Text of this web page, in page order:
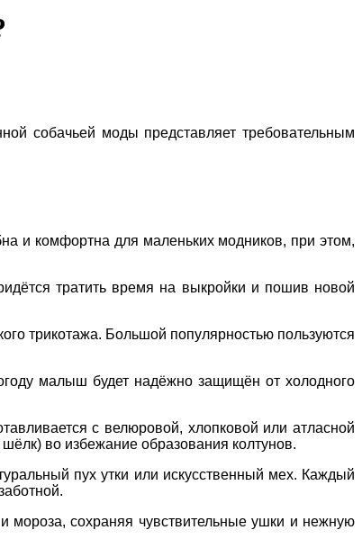
собачьей моды представляет требовательным
и комфортна для маленьких модников, при этом,
тратить время на выкройки и пошив новой
трикотажа. Большой популярностью пользуются
малыш будет надёжно защищён от холодного
с велюровой, хлопковой или атласной
во избежание образования колтунов.
пух утки или искусственный мех. Каждый
мороза, сохраняя чувствительные ушки и нежную